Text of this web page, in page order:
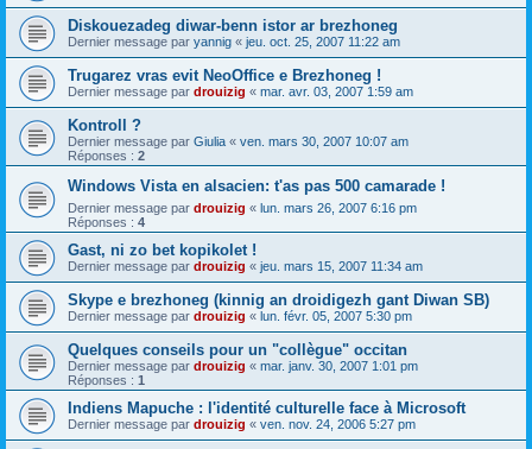
Diskouezadeg diwar-benn istor ar brezhoneg
Dernier message par yannig « jeu. oct. 25, 2007 11:22 am
Trugarez vras evit NeoOffice e Brezhoneg !
Dernier message par drouizig « mar. avr. 03, 2007 1:59 am
Kontroll ?
Dernier message par Giulia « ven. mars 30, 2007 10:07 am
Réponses : 2
Windows Vista en alsacien: t'as pas 500 camarade !
Dernier message par drouizig « lun. mars 26, 2007 6:16 pm
Réponses : 4
Gast, ni zo bet kopikolet !
Dernier message par drouizig « jeu. mars 15, 2007 11:34 am
Skype e brezhoneg (kinnig an droidigezh gant Diwan SB)
Dernier message par drouizig « lun. févr. 05, 2007 5:30 pm
Quelques conseils pour un "collègue" occitan
Dernier message par drouizig « mar. janv. 30, 2007 1:01 pm
Réponses : 1
Indiens Mapuche : l'identité culturelle face à Microsoft
Dernier message par drouizig « ven. nov. 24, 2006 5:27 pm